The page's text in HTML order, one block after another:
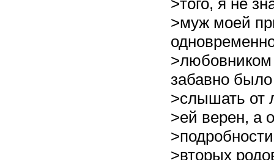
>того, я не
>муж моей
забавно было
>слышать
>ей верен, а
>вторых